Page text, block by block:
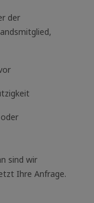
der
sind wir
Ihre Anfrage.